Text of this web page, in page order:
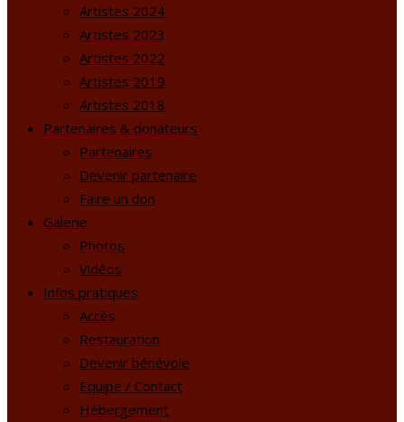
Artistes 2024
Artistes 2023
Artistes 2022
Artistes 2019
Artistes 2018
Partenaires & donateurs
Partenaires
Devenir partenaire
Faire un don
Galerie
Photos
Vidéos
Infos pratiques
Accès
Restauration
Devenir bénévole
Equipe / Contact
Hébergement